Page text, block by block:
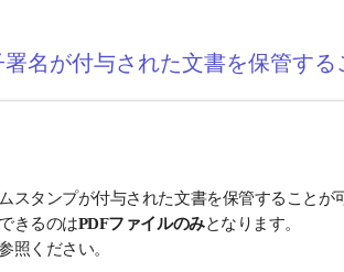
名が付与された文書を保管する
スタンプが付与された文書を保管することが
きるのはPDFファイルのみとなります。
照ください。